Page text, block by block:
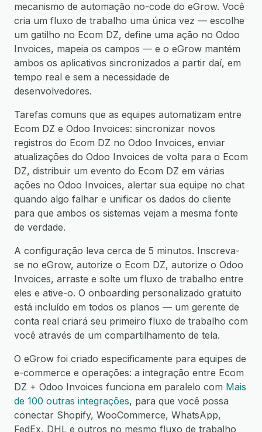
mecanismo de automação no-code do eGrow. Você
cria um fluxo de trabalho uma única vez — escolhe
um gatilho no Ecom DZ, define uma ação no Odoo
Invoices, mapeia os campos — e o eGrow mantém
ambos os aplicativos sincronizados a partir daí, em
tempo real e sem a necessidade de
desenvolvedores.
Tarefas comuns que as equipes automatizam entre
Ecom DZ e Odoo Invoices: sincronizar novos
registros do Ecom DZ no Odoo Invoices, enviar
atualizações do Odoo Invoices de volta para o Ecom
DZ, distribuir um evento do Ecom DZ em várias
ações no Odoo Invoices, alertar sua equipe no chat
quando algo falhar e unificar os dados do cliente
para que ambos os sistemas vejam a mesma fonte
de verdade.
A configuração leva cerca de 5 minutos. Inscreva-
se no eGrow, autorize o Ecom DZ, autorize o Odoo
Invoices, arraste e solte um fluxo de trabalho entre
eles e ative-o. O onboarding personalizado gratuito
está incluído em todos os planos — um gerente de
conta real criará seu primeiro fluxo de trabalho com
você através de um compartilhamento de tela.
O eGrow foi criado especificamente para equipes de
e-commerce e operações: a integração entre Ecom
DZ + Odoo Invoices funciona em paralelo com Mais
de 100 outras integrações, para que você possa
conectar Shopify, WooCommerce, WhatsApp,
FedEx, DHL e outros no mesmo fluxo de trabalho